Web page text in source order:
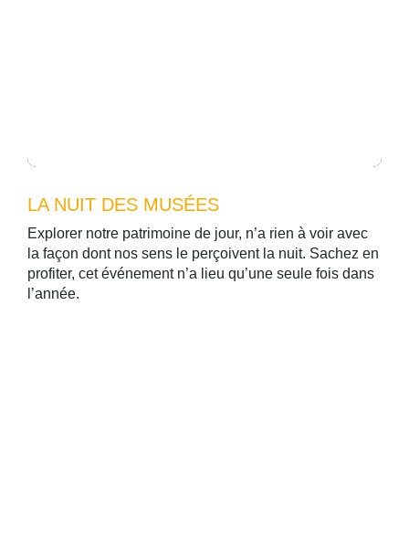
LA NUIT DES MUSÉES
Explorer notre patrimoine de jour, n’a rien à voir avec
la façon dont nos sens le perçoivent la nuit. Sachez en
profiter, cet événement n’a lieu qu’une seule fois dans
l’année.